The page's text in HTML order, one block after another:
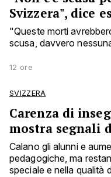
Svizzera", dice
"Queste morti
scusa, davvero
12 ore
SVIZZERA
Carenza di
mostra segnali
Calano gli alunni e
pedagogiche, ma
speciale e nella qualità